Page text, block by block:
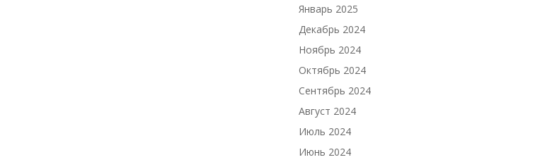
Январь 2025
Декабрь 2024
Ноябрь 2024
Октябрь 2024
Сентябрь 2024
Август 2024
Июль 2024
Июнь 2024